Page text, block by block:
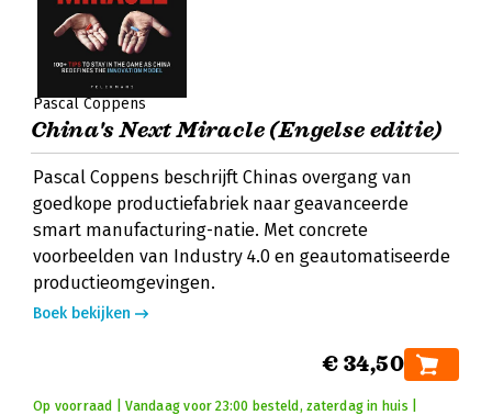
Pascal Coppens
China's Next Miracle (Engelse editie)
Pascal Coppens beschrijft Chinas overgang van
goedkope productiefabriek naar geavanceerde
smart manufacturing-natie. Met concrete
voorbeelden van Industry 4.0 en geautomatiseerde
productieomgevingen.
Boek bekijken
€ 34,50
Op voorraad | Vandaag voor 23:00 besteld, zaterdag in huis |